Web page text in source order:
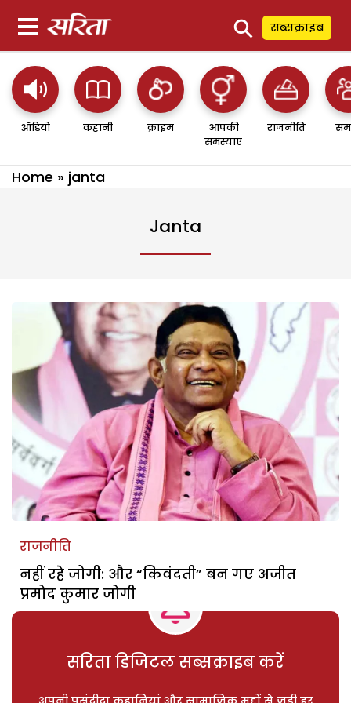
⚲ सब्सक्राइब
ऑडियो कहानी क्राइम
आपकी
समस्याएं
राजनीति
Home » janta
Janta
राजनीति
नहीं रहे जोगी: और “किवंदती” बन गए अजीत
प्रमोद कुमार जोगी
सरिता डिजिटल सब्सक्राइब करें